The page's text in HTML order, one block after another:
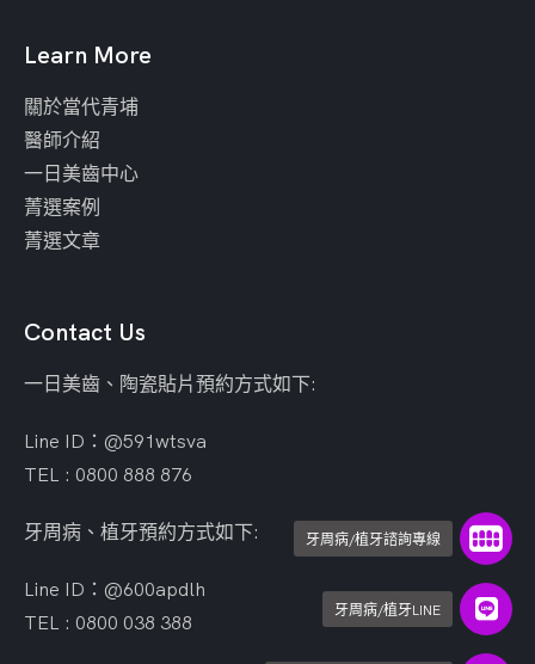
牙周病/植牙諮詢專線
牙周病/植牙LINE
Learn More
關於當代青埔
醫師介紹
一日美齒中心
菁選案例
菁選文章
Contact Us
一日美齒、陶瓷貼片預約方式如下:
Line ID：@591wtsva
TEL : 0800 888 876
牙周病、植牙預約方式如下:
Line ID：@600apdlh
TEL : 0800 038 388